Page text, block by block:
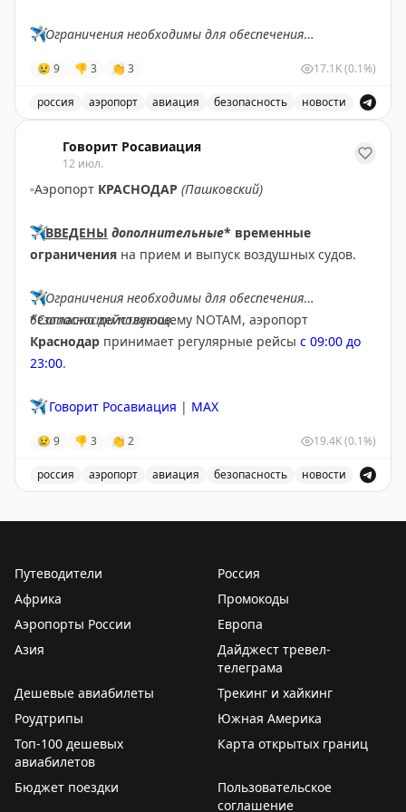
✈️Ограничения необходимы для обеспечения
✈️ Говорит Росавиация|МАХ
😢 9 👎 3 👏 3 17.1K(0.1%)
россия аэропорт авиация безопасность новости
Говорит Росавиация
12 июл.
▫️Аэропорт КРАСНОДАР (Пашковский)
✈️ВВЕДЕНЫ дополнительные* временные
ограничения на прием и выпуск воздушных судов.
✈️Ограничения необходимы для обеспечения
безопасности полетов.
*Согласно действующему NOTAM, аэропорт
Краснодар принимает регулярные рейсы с 09:00 до
23:00.
✈️ Говорит Росавиация | MAX
😢 9 👎 3 👏 2 19.4K(0.1%)
россия аэропорт авиация безопасность новости
Путеводители
Россия
Африка
Промокоды
Аэропорты России
Европа
Азия
Дайджест тревел-
телеграма
Дешевые авиабилеты
Трекинг и хайкинг
Роудтрипы
Южная Америка
Топ-100 дешевых
авиабилетов
Карта открытых границ
Бюджет поездки
Пользовательское
соглашение